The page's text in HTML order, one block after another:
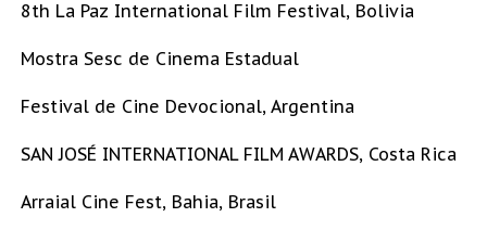
8th La Paz International Film Festival, Bolivia
Mostra Sesc de Cinema Estadual
Festival de Cine Devocional, Argentina
SAN JOSÉ INTERNATIONAL FILM AWARDS, Costa Rica
Arraial Cine Fest, Bahia, Brasil